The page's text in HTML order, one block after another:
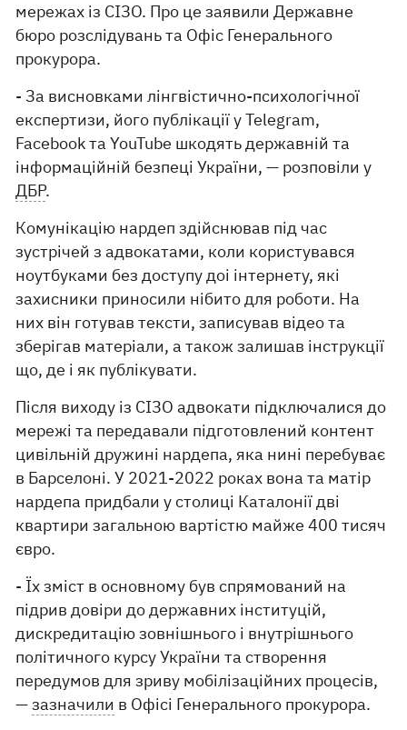
мережах із СІЗО. Про це заявили Державне
бюро розслідувань та Офіс Генерального
прокурора.
- За висновками лінгвістично-психологічної
експертизи, його публікації у Telegram,
Facebook та YouTube шкодять державній та
інформаційній безпеці України, — розповіли у
ДБР.
Комунікацію нардеп здійснював під час
зустрічей з адвокатами, коли користувався
ноутбуками без доступу доі інтернету, які
захисники приносили нібито для роботи. На
них він готував тексти, записував відео та
зберігав матеріали, а також залишав інструкції
що, де і як публікувати.
Після виходу із СІЗО адвокати підключалися до
мережі та передавали підготовлений контент
цивільній дружині нардепа, яка нині перебуває
в Барселоні. У 2021-2022 роках вона та матір
нардепа придбали у столиці Каталонії дві
квартири загальною вартістю майже 400 тисяч
євро.
- Їх зміст в основному був спрямований на
підрив довіри до державних інституцій,
дискредитацію зовнішнього і внутрішнього
політичного курсу України та створення
передумов для зриву мобілізаційних процесів,
—зазначили в Офісі Генерального прокурора.